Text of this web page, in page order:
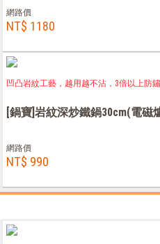
網路價
NT$ 1180
凹凸岩紋工藝，越用越不沾，3倍以上防
[鍋寶]岩紋深炒鐵鍋30cm(電磁
網路價
NT$ 990